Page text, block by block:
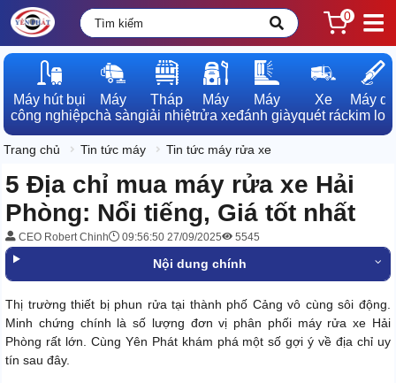
0
Máy hút bụi
công nghiệp
Máy
chà sàn
Tháp
giải nhiệt
Máy
rửa xe
Máy
đánh giày
Xe
quét rác
Máy dò
kim loại
Trang chủ Tin tức máy Tin tức máy rửa xe
5 Địa chỉ mua máy rửa xe Hải
Phòng: Nổi tiếng, Giá tốt nhất
CEO Robert Chinh 09:56:50 27/09/2025 5545
Nội dung chính
Thị trường thiết bị phun rửa tại thành phố Cảng vô cùng sôi động.
Minh chứng chính là số lượng đơn vị phân phối máy rửa xe Hải
Phòng rất lớn. Cùng Yên Phát khám phá một số gợi ý về địa chỉ uy
tín sau đây.